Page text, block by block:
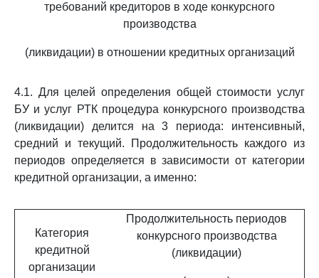
требований кредиторов в ходе конкурсного
производства
(ликвидации) в отношении кредитных организаций
4.1. Для целей определения общей стоимости услуг
БУ и услуг РТК процедура конкурсного производства
(ликвидации) делится на 3 периода: интенсивный,
средний и текущий. Продолжительность каждого из
периодов определяется в зависимости от категории
кредитной организации, а именно:
Категория
кредитной
организации
Продолжительность периодов
конкурсного производства
(ликвидации)